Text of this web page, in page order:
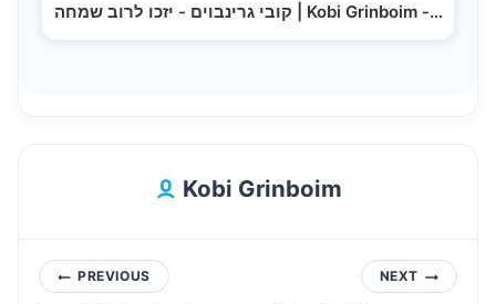
קובי גרינבוים - יזכו לרוב שמחה | Kobi Grinboim -…
Kobi Grinboim
PostPREVIOUS NEXT